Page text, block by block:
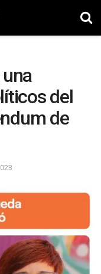
del
de